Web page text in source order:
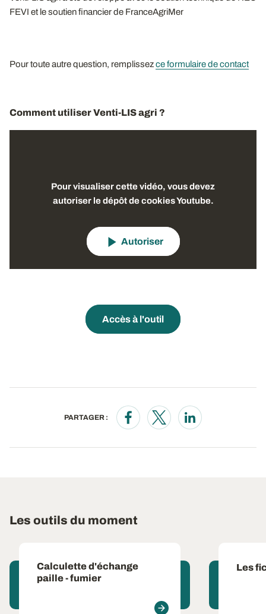
FEVI et le soutien financier de FranceAgriMer
Pour toute autre question, remplissezce formulaire de contact
Comment utiliser Venti-LIS agri ?
Pour visualiser cette vidéo, vous devez
autoriser le dépôt de cookies Youtube.
Autoriser
Accès à l'outil
PARTAGER :
Opens in a new window
Opens in a new window
Opens in a new
Les outils du moment
Calculette d'échange
paille - fumier
Les